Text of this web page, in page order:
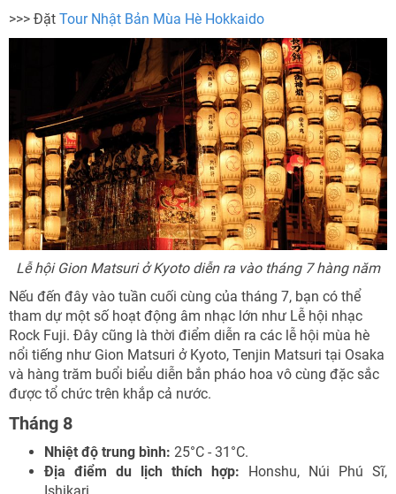
>>> Đặt Tour Nhật Bản Mùa Hè Hokkaido
Lễ hội Gion Matsuri ở Kyoto diễn ra vào tháng 7 hàng năm
Nếu đến đây vào tuần cuối cùng của tháng 7, bạn có thể
tham dự một số hoạt động âm nhạc lớn như Lễ hội nhạc
Rock Fuji. Đây cũng là thời điểm diễn ra các lễ hội mùa hè
nổi tiếng như Gion Matsuri ở Kyoto, Tenjin Matsuri tại Osaka
và hàng trăm buổi biểu diễn bắn pháo hoa vô cùng đặc sắc
được tổ chức trên khắp cả nước.
Tháng 8
Nhiệt độ trung bình: 25°C - 31°C.
Địa điểm du lịch thích hợp: Honshu, Núi Phú Sĩ,